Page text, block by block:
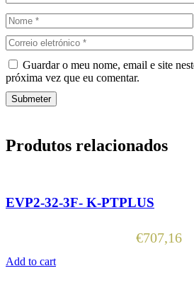
Guardar o meu nome, email e site
próxima vez que eu comentar.
Produtos relacionados
EVP2-32-3F- K-PTPLUS
€707,16
Add to cart